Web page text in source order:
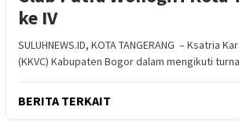
ke IV
SULUHNEWS.ID, KOTA TANGERANG – Ksatria
(KKVC) Kabupaten Bogor dalam mengikuti
BERITA TERKAIT